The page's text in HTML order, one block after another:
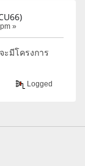
»
มีโครงการ
Logged